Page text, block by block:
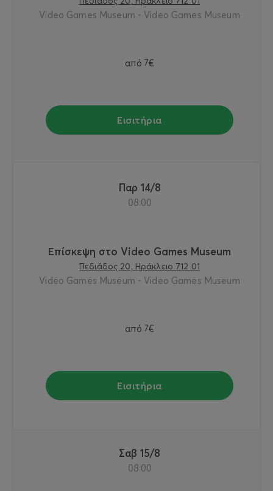
Video Games Museum - Video Games Museum
από 7€
Εισιτήρια
Παρ 14/8
08:00
Επίσκεψη στο Video Games Museum
Πεδιάδος 20, Ηράκλειο 712 01
Video Games Museum - Video Games Museum
από 7€
Εισιτήρια
Σαβ 15/8
08:00